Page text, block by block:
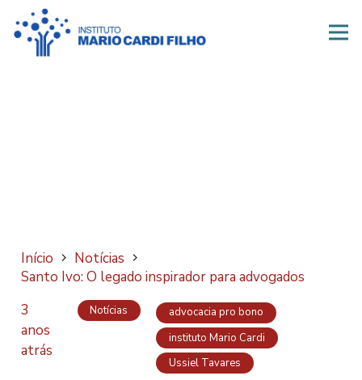
Início
Notícias
Santo Ivo: O legado inspirador para advogados
3
anos
atrás
Notícias
advocacia pro bono
instituto Mario Cardi
Ussiel Tavares